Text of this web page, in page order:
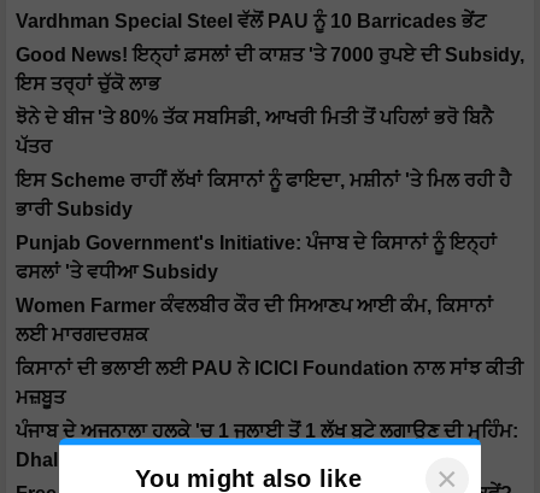
Vardhman Special Steel ਵੱਲੋਂ PAU ਨੂੰ 10 Barricades ਭੇਂਟ
Good News! ਇਨ੍ਹਾਂ ਫ਼ਸਲਾਂ ਦੀ ਕਾਸ਼ਤ 'ਤੇ 7000 ਰੁਪਏ ਦੀ Subsidy,
ਇਸ ਤਰ੍ਹਾਂ ਚੁੱਕੋ ਲਾਭ
ਝੋਨੇ ਦੇ ਬੀਜ 'ਤੇ 80% ਤੱਕ ਸਬਸਿਡੀ, ਆਖਰੀ ਮਿਤੀ ਤੋਂ ਪਹਿਲਾਂ ਭਰੋ ਬਿਨੈ
ਪੱਤਰ
ਇਸ Scheme ਰਾਹੀਂ ਲੱਖਾਂ ਕਿਸਾਨਾਂ ਨੂੰ ਫਾਇਦਾ, ਮਸ਼ੀਨਾਂ 'ਤੇ ਮਿਲ ਰਹੀ ਹੈ
ਭਾਰੀ Subsidy
Punjab Government's Initiative: ਪੰਜਾਬ ਦੇ ਕਿਸਾਨਾਂ ਨੂੰ ਇਨ੍ਹਾਂ
ਫਸਲਾਂ 'ਤੇ ਵਧੀਆ Subsidy
Women Farmer ਕੰਵਲਬੀਰ ਕੌਰ ਦੀ ਸਿਆਣਪ ਆਈ ਕੰਮ, ਕਿਸਾਨਾਂ
ਲਈ ਮਾਰਗਦਰਸ਼ਕ
ਕਿਸਾਨਾਂ ਦੀ ਭਲਾਈ ਲਈ PAU ਨੇ ICICI Foundation ਨਾਲ ਸਾਂਝ ਕੀਤੀ
ਮਜ਼ਬੂਤ
ਪੰਜਾਬ ਦੇ ਅਜਨਾਲਾ ਹਲਕੇ 'ਚ 1 ਜੁਲਾਈ ਤੋਂ 1 ਲੱਖ ਬੂਟੇ ਲਗਾਉਣ ਦੀ ਮੁਹਿੰਮ:
Dhaliwal
You might also like ×